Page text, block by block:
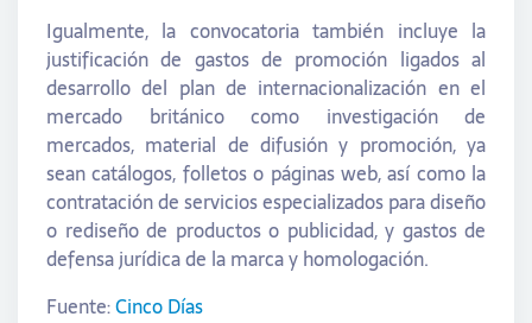
Igualmente, la convocatoria también incluye la
justificación de gastos de promoción ligados al
desarrollo del plan de internacionalización en el
mercado británico como investigación de
mercados, material de difusión y promoción, ya
sean catálogos, folletos o páginas web, así como la
contratación de servicios especializados para diseño
o rediseño de productos o publicidad, y gastos de
defensa jurídica de la marca y homologación.
Fuente:Cinco Días